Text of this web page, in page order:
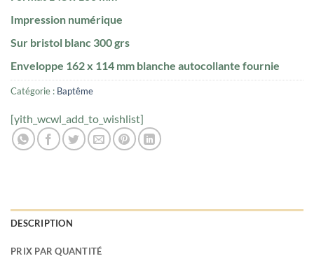
Impression numérique
Sur bristol blanc 300 grs
Enveloppe 162 x 114 mm blanche autocollante fournie
Catégorie : Baptême
[yith_wcwl_add_to_wishlist]
DESCRIPTION
PRIX PAR QUANTITÉ